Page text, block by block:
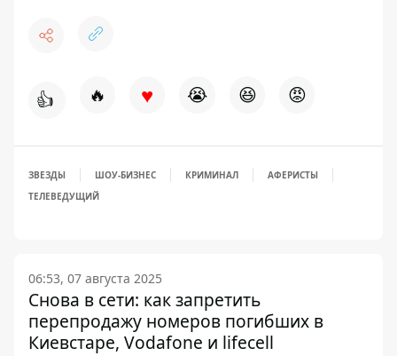
👍 🔥 ♥ 😭 😆 😡
ЗВЕЗДЫ ШОУ-БИЗНЕС КРИМИНАЛ
АФЕРИСТЫ
ТЕЛЕВЕДУЩИЙ
06:53, 07 августа 2025
Снова в сети: как запретить
перепродажу номеров погибших в
Киевстаре, Vodafone и lifecell